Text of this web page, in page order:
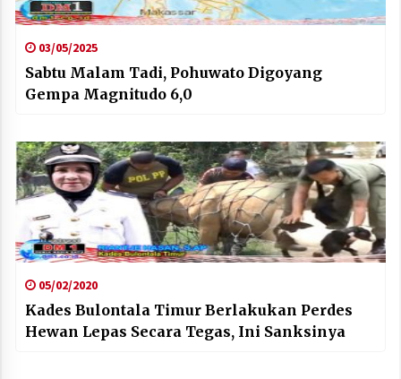
03/05/2025
Sabtu Malam Tadi, Pohuwato Digoyang
Gempa Magnitudo 6,0
05/02/2020
Kades Bulontala Timur Berlakukan Perdes
Hewan Lepas Secara Tegas, Ini Sanksinya